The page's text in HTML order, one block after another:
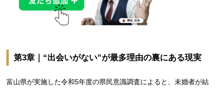
第3章｜“出会いがない”が最多理由の裏にある現実
富山県が実施した令和5年度の県民意識調査によると、未婚者が結